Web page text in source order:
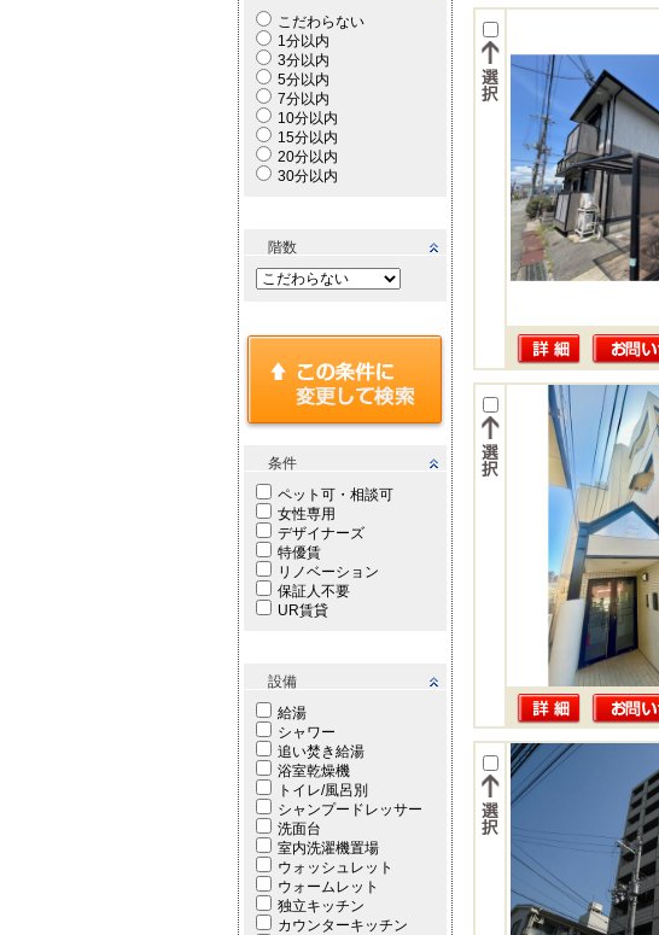
こだわらない
1分以内
3分以内
5分以内
7分以内
10分以内
15分以内
20分以内
30分以内
階数
条件
ペット可・相談可
女性専用
デザイナーズ
特優賃
リノベーション
保証人不要
UR賃貸
設備
給湯
シャワー
追い焚き給湯
浴室乾燥機
トイレ/風呂別
シャンプードレッサー
洗面台
室内洗濯機置場
ウォッシュレット
ウォームレット
独立キッチン
カウンターキッチン